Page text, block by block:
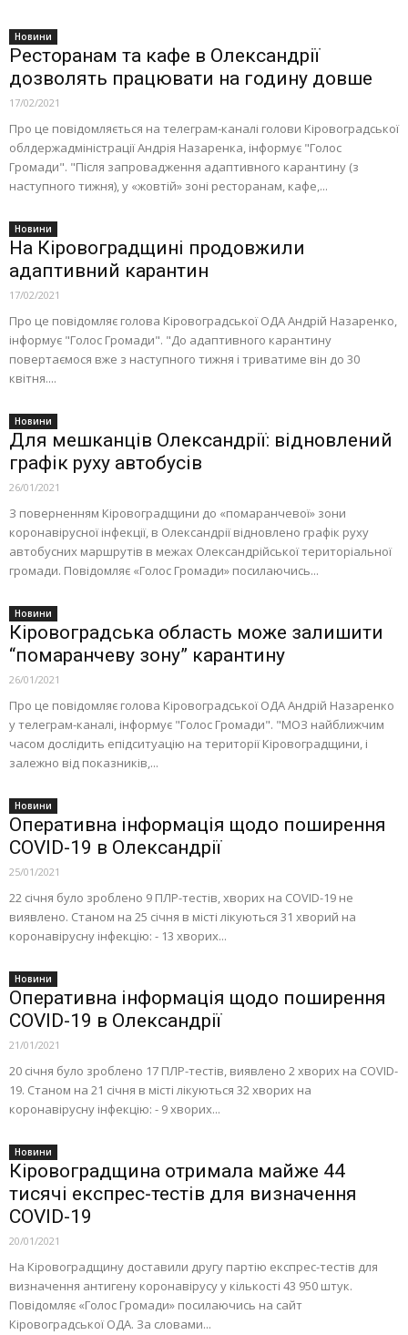
Новини
Ресторанам та кафе в Олександрії
дозволять працювати на годину довше
17/02/2021
Про це повідомляється на телеграм-каналі голови Кіровоградської
облдержадміністрації Андрія Назаренка, інформує "Голос
Громади". "Після запровадження адаптивного карантину (з
наступного тижня), у «жовтій» зоні ресторанам, кафе,...
Новини
На Кіровоградщині продовжили
адаптивний карантин
17/02/2021
Про це повідомляє голова Кіровоградської ОДА Андрій Назаренко,
інформує "Голос Громади". "До адаптивного карантину
повертаємося вже з наступного тижня і триватиме він до 30
квітня....
Новини
Для мешканців Олександрії: відновлений
графік руху автобусів
26/01/2021
З поверненням Кіровоградщини до «помаранчевої» зони
коронавірусної інфекції, в Олександрії відновлено графік руху
автобусних маршрутів в межах Олександрійської територіальної
громади. Повідомляє «Голос Громади» посилаючись...
Новини
Кіровоградська область може залишити
“помаранчеву зону” карантину
26/01/2021
Про це повідомляє голова Кіровоградської ОДА Андрій Назаренко
у телеграм-каналі, інформує "Голос Громади". "МОЗ найближчим
часом дослідить епідситуацію на території Кіровоградщини, і
залежно від показників,...
Новини
Оперативна інформація щодо поширення
COVID-19 в Олександрії
25/01/2021
22 січня було зроблено 9 ПЛР-тестів, хворих на COVID-19 не
виявлено. Станом на 25 січня в місті лікуються 31 хворий на
коронавірусну інфекцію: - 13 хворих...
Новини
Оперативна інформація щодо поширення
COVID-19 в Олександрії
21/01/2021
20 січня було зроблено 17 ПЛР-тестів, виявлено 2 хворих на COVID-
19. Станом на 21 січня в місті лікуються 32 хворих на
коронавірусну інфекцію: - 9 хворих...
Новини
Кіровоградщина отримала майже 44
тисячі експрес-тестів для визначення
COVID-19
20/01/2021
На Кіровоградщину доставили другу партію експрес-тестів для
визначення антигену коронавірусу у кількості 43 950 штук.
Повідомляє «Голос Громади» посилаючись на сайт
Кіровоградської ОДА. За словами...